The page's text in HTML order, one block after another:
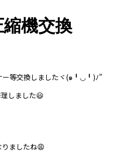
機交換
ー等交換しましたヾ(๑╹◡╹)ﾉ”
しました😃
ましたね😩